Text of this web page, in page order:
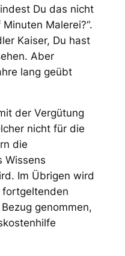
Du das nicht
Malerei?“.
Kaiser, Du hast
Aber
lang geübt
der Vergütung
nicht für die
die
Wissens
Im Übrigen wird
fortgeltenden
genommen,